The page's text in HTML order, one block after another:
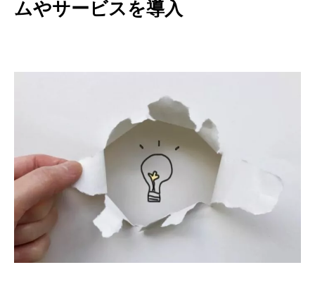
ムやサービスを導入